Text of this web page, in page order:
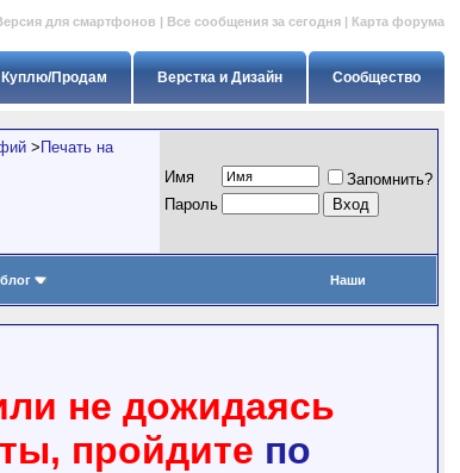
для смартфонов | Все сообщения за сегодня | Карта форума
Сообщество
Верстка и Дизайн
Куплю/Продам
> Печать на
Имя
Запомнить?
Пapoль
Наши
не дожидаясь
пройдите по